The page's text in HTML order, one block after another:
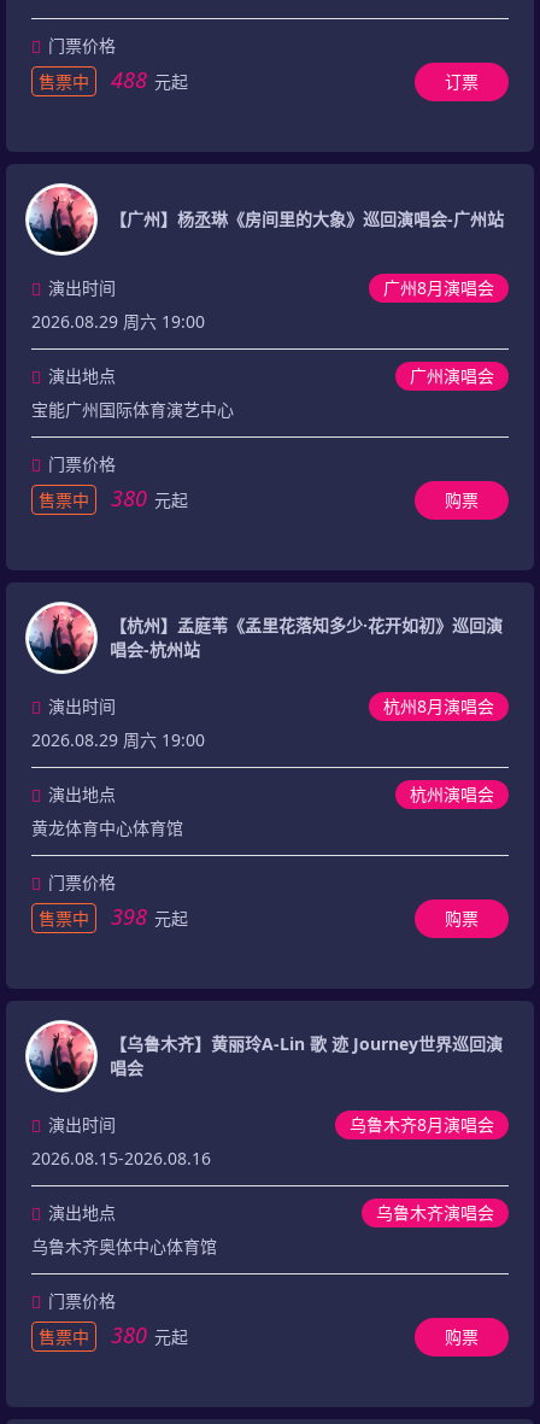
门票价格
售票中
488 元起 订票
【广州】杨丞琳《房间里的大象》巡回演唱会-广州站
广州8月演唱会
演出时间
2026.08.29 周六 19:00
演出地点
广州演唱会
宝能广州国际体育演艺中心
门票价格
售票中
380 元起 购票
【杭州】孟庭苇《孟里花落知多少·花开如初》巡回演
唱会-杭州站
杭州8月演唱会
演出时间
2026.08.29 周六 19:00
演出地点
杭州演唱会
黄龙体育中心体育馆
门票价格
售票中
398 元起 购票
【乌鲁木齐】黄丽玲A-Lin 歌 迹 Journey世界巡回演
唱会
乌鲁木齐8月演唱会
演出时间
2026.08.15-2026.08.16
演出地点
乌鲁木齐演唱会
乌鲁木齐奥体中心体育馆
门票价格
售票中
380 元起 购票